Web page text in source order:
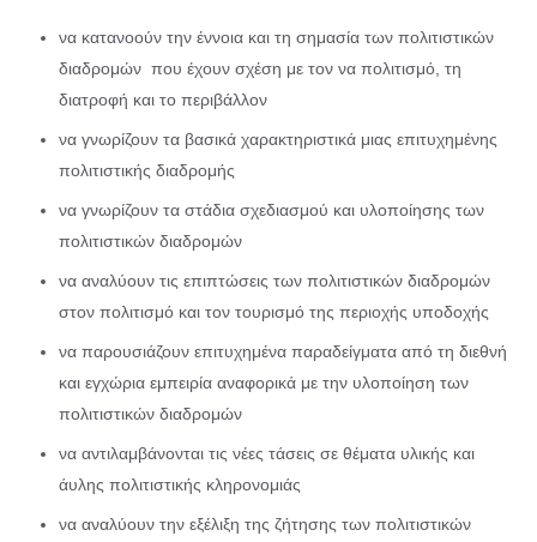
να κατανοούν την έννοια και τη σημασία των πολιτιστικών
διαδρομών που έχουν σχέση με τον να πολιτισμό, τη
διατροφή και το περιβάλλον
να γνωρίζουν τα βασικά χαρακτηριστικά μιας επιτυχημένης
πολιτιστικής διαδρομής
να γνωρίζουν τα στάδια σχεδιασμού και υλοποίησης των
πολιτιστικών διαδρομών
να αναλύουν τις επιπτώσεις των πολιτιστικών διαδρομών
στον πολιτισμό και τον τουρισμό της περιοχής υποδοχής
να παρουσιάζουν επιτυχημένα παραδείγματα από τη διεθνή
και εγχώρια εμπειρία αναφορικά με την υλοποίηση των
πολιτιστικών διαδρομών
να αντιλαμβάνονται τις νέες τάσεις σε θέματα υλικής και
άυλης πολιτιστικής κληρονομιάς
να αναλύουν την εξέλιξη της ζήτησης των πολιτιστικών